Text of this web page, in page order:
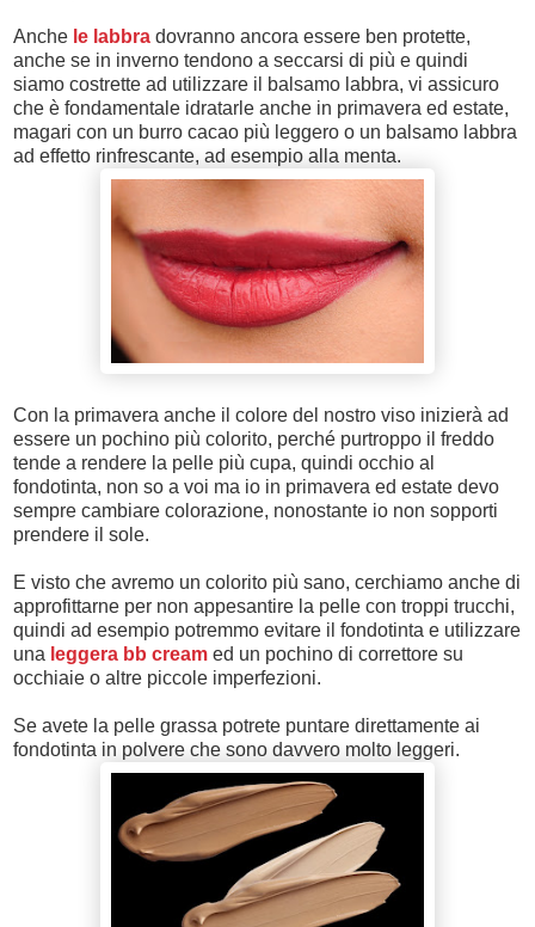
Anche le labbra dovranno ancora essere ben protette,
anche se in inverno tendono a seccarsi di più e quindi
siamo costrette ad utilizzare il balsamo labbra, vi assicuro
che è fondamentale idratarle anche in primavera ed estate,
magari con un burro cacao più leggero o un balsamo labbra
ad effetto rinfrescante, ad esempio alla menta.
Con la primavera anche il colore del nostro viso inizierà ad
essere un pochino più colorito, perché purtroppo il freddo
tende a rendere la pelle più cupa, quindi occhio al
fondotinta, non so a voi ma io in primavera ed estate devo
sempre cambiare colorazione, nonostante io non sopporti
prendere il sole.
E visto che avremo un colorito più sano, cerchiamo anche di
approfittarne per non appesantire la pelle con troppi trucchi,
quindi ad esempio potremmo evitare il fondotinta e utilizzare
una leggera bb cream ed un pochino di correttore su
occhiaie o altre piccole imperfezioni.
Se avete la pelle grassa potrete puntare direttamente ai
fondotinta in polvere che sono davvero molto leggeri.